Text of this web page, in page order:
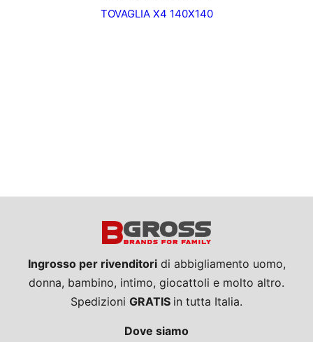
TOVAGLIA X4 140X140
Ingrosso per rivenditoridi abbigliamento uomo,
donna, bambino, intimo, giocattoli e molto altro.
Spedizioni GRATIS in tutta Italia.
Dove siamo